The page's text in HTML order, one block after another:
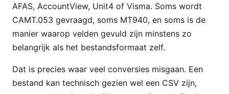
AFAS, AccountView, Unit4 of Visma. Soms wordt
CAMT.053 gevraagd, soms MT940, en soms is de
manier waarop velden gevuld zijn minstens zo
belangrijk als het bestandsformaat zelf.
Dat is precies waar veel conversies misgaan. Een
bestand kan technisch gezien wel een CSV zijn,